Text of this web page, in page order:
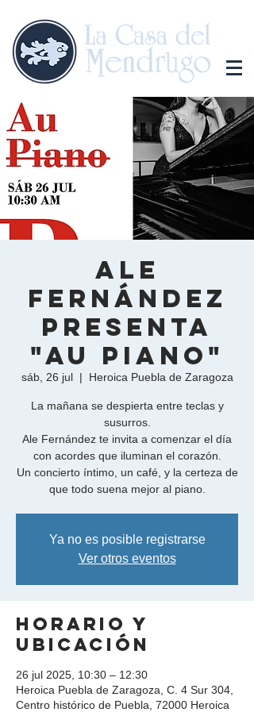
Ale
Fernández
presenta
"Au Piano"
sáb, 26 jul
  |
Heroica Puebla de Zaragoza
La mañana se despierta entre teclas y
susurros.
Ale Fernández te invita a comenzar el día
con acordes que iluminan el corazón.
Un concierto íntimo, un café, y la certeza de
Ya no es posible registrarse
Ver otros eventos
Horario y
ubicación
26 jul 2025, 10:30 – 12:30
Heroica Puebla de Zaragoza, C. 4 Sur 304,
Centro histórico de Puebla, 72000 Heroica